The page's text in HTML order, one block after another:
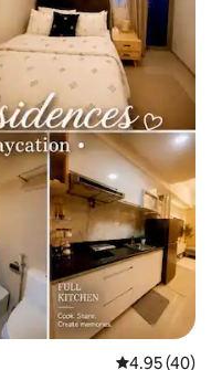
レビュー40
4.95 (40)